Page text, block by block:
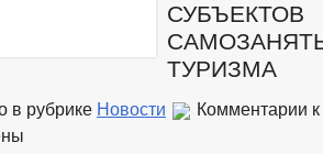
ТУРИЗМА
в рубрике Новости Комментарии